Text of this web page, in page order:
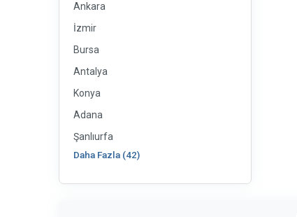
Ankara
İzmir
Bursa
Antalya
Konya
Adana
Şanlıurfa
Daha Fazla (42)